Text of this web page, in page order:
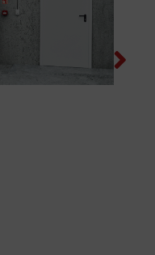
Next